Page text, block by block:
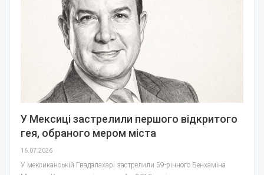
У Мексиці застрелили першого відкритого
гея, обраного мером міста
16.07.2026
У мексиканській Гвадалахарі застрелили 59-річного Бенхаміна